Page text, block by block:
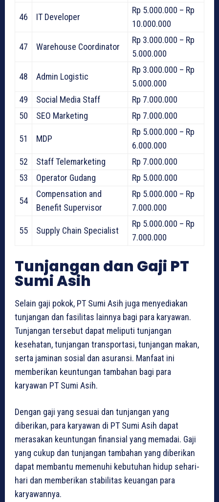
46 IT Developer
Rp 5.000.000 – Rp
10.000.000
47 Warehouse Coordinator
Rp 3.000.000 – Rp
5.000.000
48 Admin Logistic
Rp 3.000.000 – Rp
5.000.000
49
Social Media Staff
Rp 7.000.000
50
SEO Marketing Rp 7.000.000
51 MDP
Rp 5.000.000 – Rp
6.000.000
52
Staff Telemarketing
Rp 7.000.000
53
Operator Gudang Rp 5.000.000
54
Compensation and
Benefit Supervisor
Rp 5.000.000 – Rp
7.000.000
55 Supply Chain Specialist
Rp 5.000.000 – Rp
7.000.000
Tunjangan dan Gaji PT
Sumi Asih
Selain gaji pokok, PT Sumi Asih juga menyediakan
tunjangan dan fasilitas lainnya bagi para karyawan.
Tunjangan tersebut dapat meliputi tunjangan
kesehatan, tunjangan transportasi, tunjangan makan,
serta jaminan sosial dan asuransi. Manfaat ini
memberikan keuntungan tambahan bagi para
karyawan PT Sumi Asih.
Dengan gaji yang sesuai dan tunjangan yang
diberikan, para karyawan di PT Sumi Asih dapat
merasakan keuntungan finansial yang memadai. Gaji
yang cukup dan tunjangan tambahan yang diberikan
dapat membantu memenuhi kebutuhan hidup sehari-
hari dan memberikan stabilitas keuangan para
karyawannya.